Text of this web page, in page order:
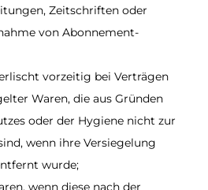
Zeitschriften oder
von Abonnement-
vorzeitig bei Verträgen
Waren, die aus Gründen
oder der Hygiene nicht zur
wenn ihre Versiegelung
wurde;
wenn diese nach der